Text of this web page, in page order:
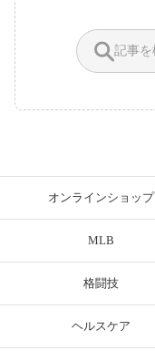
オンラインショップ
MLB
格闘技
ヘルスケア